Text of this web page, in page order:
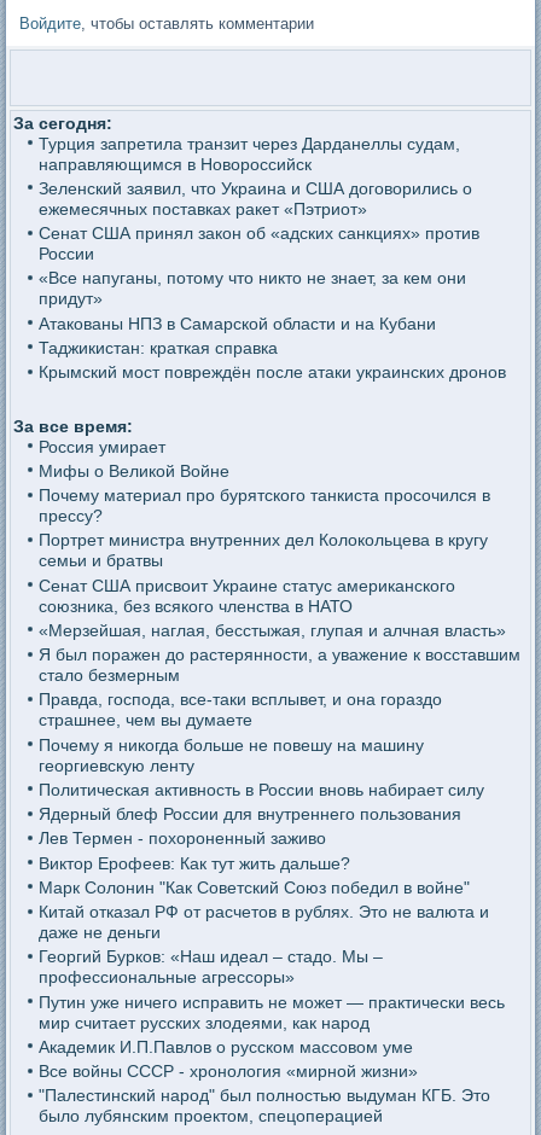
Войдите , чтобы оставлять комментарии
За сегодня:
Турция запретила транзит через Дарданеллы судам,
направляющимся в Новороссийск
Зеленский заявил, что Украина и США договорились о
ежемесячных поставках ракет «Пэтриот»
Сенат США принял закон об «адских санкциях» против
России
«Все напуганы, потому что никто не знает, за кем они
придут»
Атакованы НПЗ в Самарской области и на Кубани
Таджикистан: краткая справка
Крымский мост повреждён после атаки украинских дронов
За все время:
Россия умирает
Мифы о Великой Войне
Почему материал про бурятского танкиста просочился в
прессу?
Портрет министра внутренних дел Колокольцева в кругу
семьи и братвы
Сенат США присвоит Украине статус американского
союзника, без всякого членства в НАТО
«Мерзейшая, наглая, бесстыжая, глупая и алчная власть»
Я был поражен до растерянности, а уважение к восставшим
стало безмерным
Правда, господа, все-таки всплывет, и она гораздо
страшнее, чем вы думаете
Почему я никогда больше не повешу на машину
георгиевскую ленту
Политическая активность в России вновь набирает силу
Ядерный блеф России для внутреннего пользования
Лев Термен - похороненный заживо
Виктор Ерофеев: Как тут жить дальше?
Марк Солонин "Как Советский Союз победил в войне"
Китай отказал РФ от расчетов в рублях. Это не валюта и
даже не деньги
Георгий Бурков: «Наш идеал – стадо. Мы –
профессиональные агрессоры»
Путин уже ничего исправить не может — практически весь
мир считает русских злодеями, как народ
Академик И.П.Павлов о русском массовом уме
Все войны СССР - хронология «мирной жизни»
"Палестинский народ" был полностью выдуман КГБ. Это
было лубянским проектом, спецоперацией